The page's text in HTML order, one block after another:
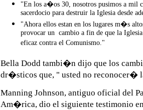
"En los a�os 30, nosotros pusimos a mil
sacerdocio para destruir la Iglesia desde
"Ahora ellos estan en los lugares m�s
provocar un cambio a fin de que la
eficaz contra el Comunismo."
Bella Dodd tambi�n dijo que los
dr�sticos que, " usted no
Manning Johnson, antiguo oficial del
Am�rica, dio el siguiente testimonio